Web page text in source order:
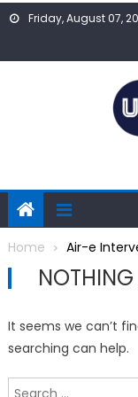
Skip
Friday, August 07,
Home Air-e
It seems we can’t
searching can help.